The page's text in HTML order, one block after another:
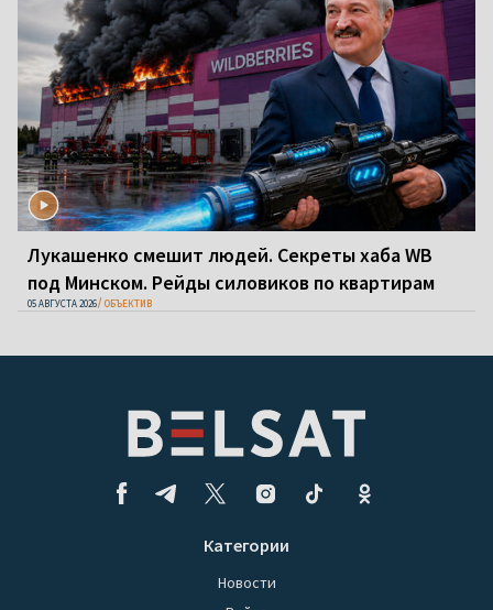
Лукашенко смешит людей. Секреты хаба WB
под Минском. Рейды силовиков по квартирам
05 АВГУСТА 2026 ОБЪЕКТИВ
Категории
Новости